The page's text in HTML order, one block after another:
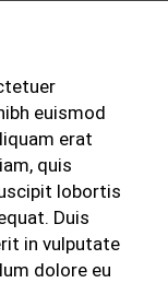
euismod
erat
quis
lobortis
Duis
in vulputate
dolore eu